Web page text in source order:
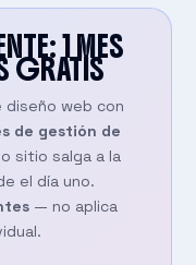
1 MES
GRATIS
diseño web con
de gestión de
sitio salga a la
el día uno.
— no aplica